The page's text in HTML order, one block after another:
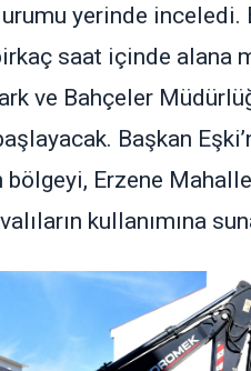
yerinde inceledi.
saat içinde alana
ve Bahçeler
Başkan
Erzene
kullanımına